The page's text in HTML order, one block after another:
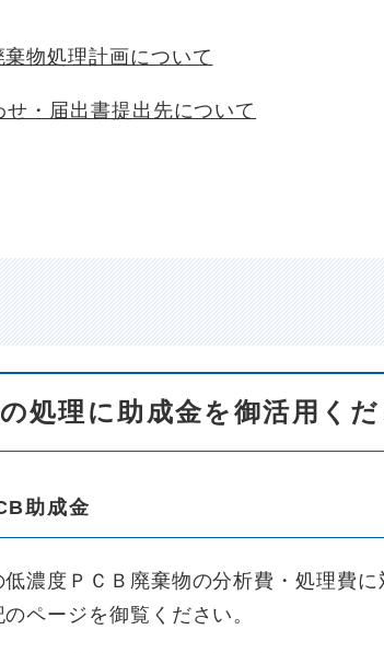
物処理計画について
・届出書提出先について
処理に助成金を御活用くだ
助成金
濃度ＰＣＢ廃棄物の分析費・処理費に
ページを御覧ください。